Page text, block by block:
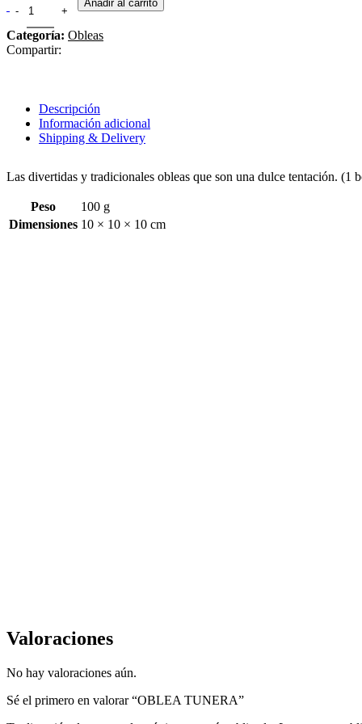
Añadir al carrito
Categoría: Obleas
Compartir:
Descripción
Información adicional
Shipping & Delivery
Las divertidas y tradicionales obleas que son una dulce tentación. (1
Peso
100 g
Dimensiones 10 × 10 × 10 cm
Valoraciones
No hay valoraciones aún.
Sé el primero en valorar “OBLEA TUNERA”